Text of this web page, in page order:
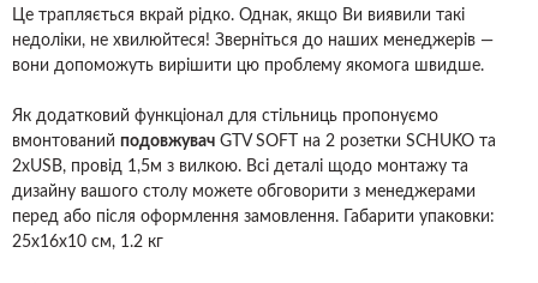
Це трапляється вкрай рідко. Однак, якщо Ви виявили такі
недоліки, не хвилюйтеся! Зверніться до наших менеджерів —
вони допоможуть вирішити цю проблему якомога швидше.
Як додатковий функціонал для стільниць пропонуємо
вмонтований подовжувач GTV SOFT на 2 розетки SCHUKO та
2xUSB, провід 1,5м з вилкою. Всі деталі щодо монтажу та
дизайну вашого столу можете обговорити з менеджерами
перед або після оформлення замовлення. Габарити упаковки:
25x16x10 см, 1.2 кг